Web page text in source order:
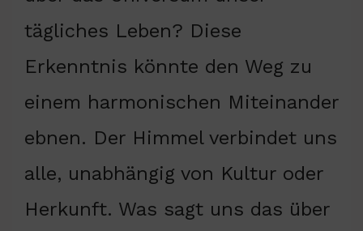
tägliches Leben? Diese
Erkenntnis könnte den Weg zu
einem harmonischen Miteinander
ebnen. Der Himmel verbindet uns
alle, unabhängig von Kultur oder
Herkunft. Was sagt uns das über